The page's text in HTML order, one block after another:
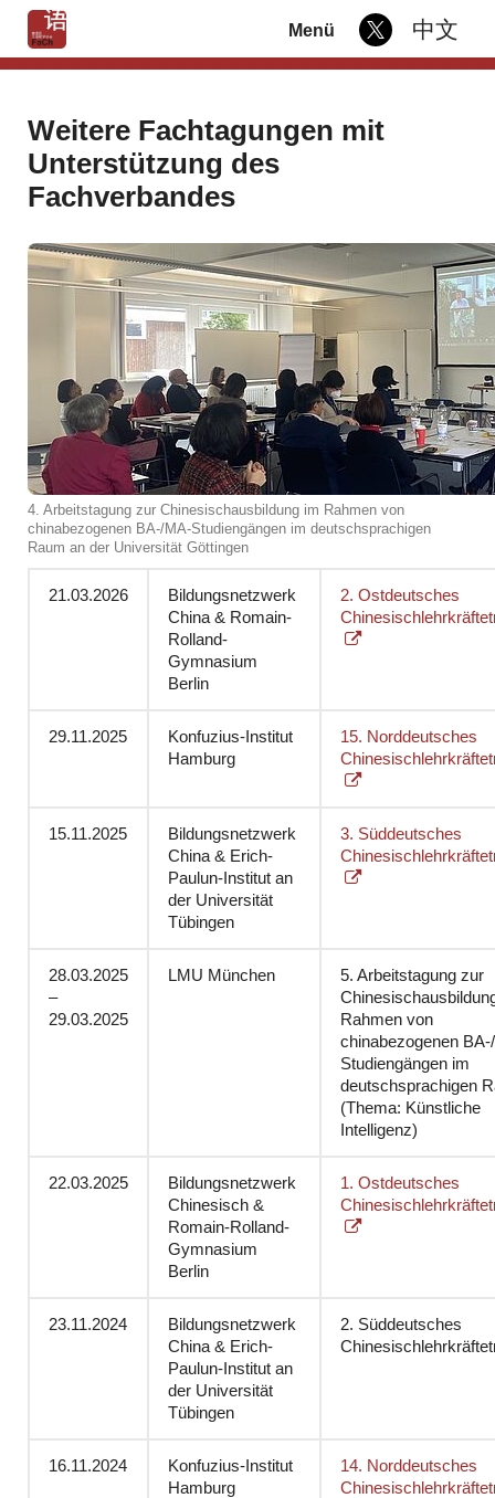
Menü 中文
Weitere Fachtagungen mit
Unterstützung des
Fachverbandes
4. Arbeitstagung zur Chinesischausbildung im Rahmen von
chinabezogenen BA-/MA-Studiengängen im deutschsprachigen
Raum an der Universität Göttingen
21.03.2026
Bildungsnetzwerk
China & Romain-
Rolland-
Gymnasium
Berlin
2. Ostdeutsches
29.11.2025
Konfuzius-Institut
Hamburg
15. Norddeutsches
15.11.2025
Bildungsnetzwerk
China & Erich-
Paulun-Institut an
der Universität
Tübingen
3. Süddeutsches
28.03.2025
–
29.03.2025
LMU München
5. Arbeitstagung zur
Rahmen von
chinabezogenen
Studiengängen im
deutschsprachigen
(Thema: Künstliche
Intelligenz)
22.03.2025
Bildungsnetzwerk
Chinesisch &
Romain-Rolland-
Gymnasium
Berlin
1. Ostdeutsches
23.11.2024
Bildungsnetzwerk
China & Erich-
Paulun-Institut an
der Universität
Tübingen
2. Süddeutsches
16.11.2024
Konfuzius-Institut
Hamburg
14. Norddeutsches